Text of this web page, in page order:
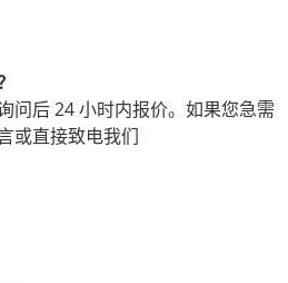
问后 24 小时内报价。如果您急需
或直接致电我们